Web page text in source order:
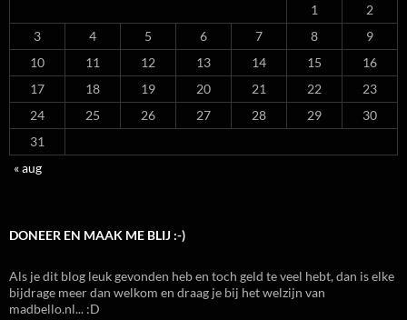
1
2
3
4 5 6 7 8
9
10
11 12 13 14 15
16
17
18 19 20 21 22
23
24
25 26 27 28 29
30
31
« aug
DONEER EN MAAK ME BLIJ :-)
Als je dit blog leuk gevonden heb en toch geld te veel hebt, dan is elke
bijdrage meer dan welkom en draag je bij het welzijn van
madbello.nl... :D